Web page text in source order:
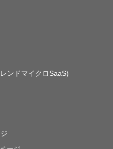
ンドマイクロSaaS)